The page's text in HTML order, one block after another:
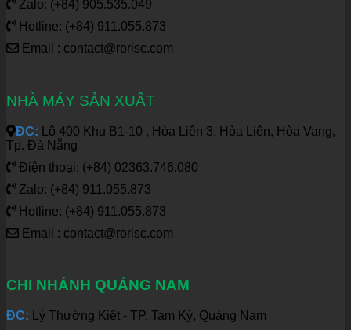
Zalo: (+84) 905.535.049
Hotline: (+84) 911.055.873
Email : contact@rorisc.com
NHÀ MÁY SẢN XUẤT
ĐC: Lô 400 Khu B1-10 , Hòa Liên 3, Hòa Liên, Hòa Vang,
Tp. Đà Nẵng
Điện thoại: (+84) 02363.746.080
Zalo: (+84) 911.055.873
Hotline: (+84) 911.055.873
Email : contact@rorisc.com
CHI NHÁNH QUẢNG NAM
ĐC: Lý Thường Kiệt - TP. Tam Kỳ, Quảng Nam